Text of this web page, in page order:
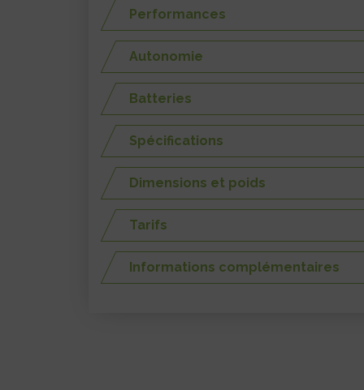
Performances
Autonomie
Batteries
Spécifications
Dimensions et poids
Tarifs
Informations complémentaires